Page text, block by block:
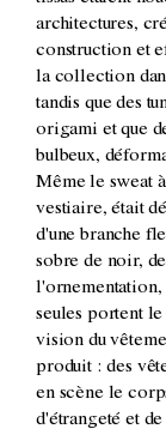
architectures,
construction et
la collection
tandis que des
origami et que
bulbeux,
Même le sweat
vestiaire, était
d'une branche
sobre de noir,
l'ornementation,
seules portent
vision du
produit : des
en scène le
d'étrangeté et